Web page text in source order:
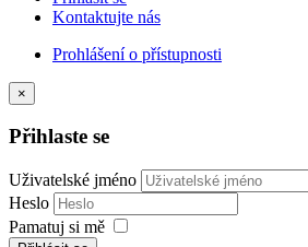
Kontaktujte nás
Prohlášení o přístupnosti
×
Přihlaste se
Uživatelské jméno
Heslo
Pamatuj si mě